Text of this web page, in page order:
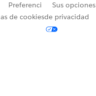
Preferenci
as de cookies
Sus opciones
de privacidad